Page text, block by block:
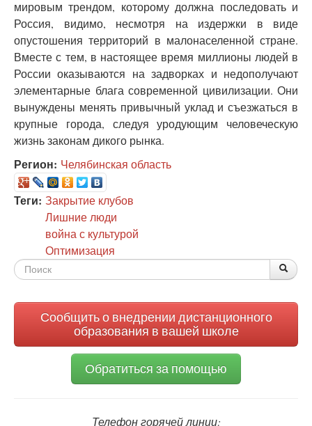
мировым трендом, которому должна последовать и
Россия, видимо, несмотря на издержки в виде
опустошения территорий в малонаселенной стране.
Вместе с тем, в настоящее время миллионы людей в
России оказываются на задворках и недополучают
элементарные блага современной цивилизации. Они
вынуждены менять привычный уклад и съезжаться в
крупные города, следуя уродующим человеческую
жизнь законам дикого рынка.
Регион: Челябинская область
Теги: Закрытие клубов
Лишние люди
война с культурой
Оптимизация
Форма
Сообщить о внедрении дистанционного
образования в вашей школе
Обратиться за помощью
Телефон горячей линии: